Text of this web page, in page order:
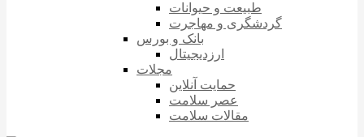
طبیعت و حیوانات
گردشگری و مهاجرت
بانک و بورس
ارزدیجیتال
مجلات
حمایت آنلاین
عصر سلامت
مقالات سلامت